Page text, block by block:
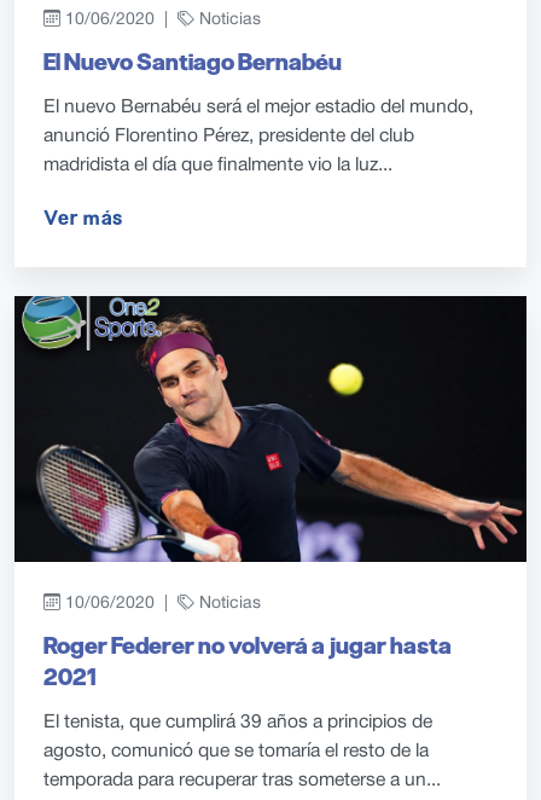
10/06/2020 | Noticias
El Nuevo Santiago Bernabéu
El nuevo Bernabéu será el mejor estadio del mundo,
anunció Florentino Pérez, presidente del club
madridista el día que finalmente vio la luz...
Ver más
10/06/2020 | Noticias
Roger Federer no volverá a jugar hasta
2021
El tenista, que cumplirá 39 años a principios de
agosto, comunicó que se tomaría el resto de la
temporada para recuperar tras someterse a un...